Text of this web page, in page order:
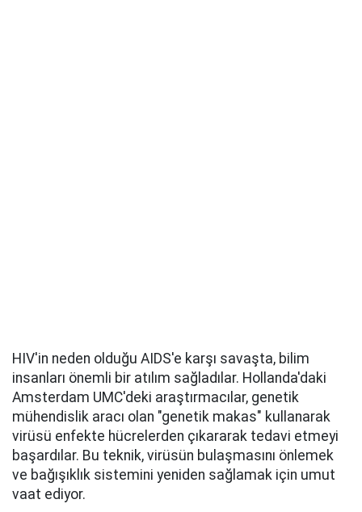
HIV'in neden olduğu AIDS'e karşı savaşta, bilim
insanları önemli bir atılım sağladılar. Hollanda'daki
Amsterdam UMC'deki araştırmacılar, genetik
mühendislik aracı olan "genetik makas" kullanarak
virüsü enfekte hücrelerden çıkararak tedavi etmeyi
başardılar. Bu teknik, virüsün bulaşmasını önlemek
ve bağışıklık sistemini yeniden sağlamak için umut
vaat ediyor.